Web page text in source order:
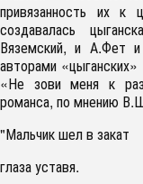
привязанность их к
создавалась
Вяземский, и А.Фет
авторами
«Не зови меня к
романса, по мнению
"Мальчик шел в закат
глаза уставя.